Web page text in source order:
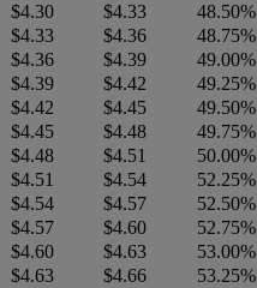
$4.30
$4.33
48.50%
$4.33
$4.36
48.75%
$4.36
$4.39
49.00%
$4.39
$4.42
49.25%
$4.42
$4.45
49.50%
$4.45
$4.48
49.75%
$4.48
$4.51
50.00%
$4.51
$4.54
52.25%
$4.54
$4.57
52.50%
$4.57
$4.60
52.75%
$4.60
$4.63
53.00%
$4.63
$4.66
53.25%